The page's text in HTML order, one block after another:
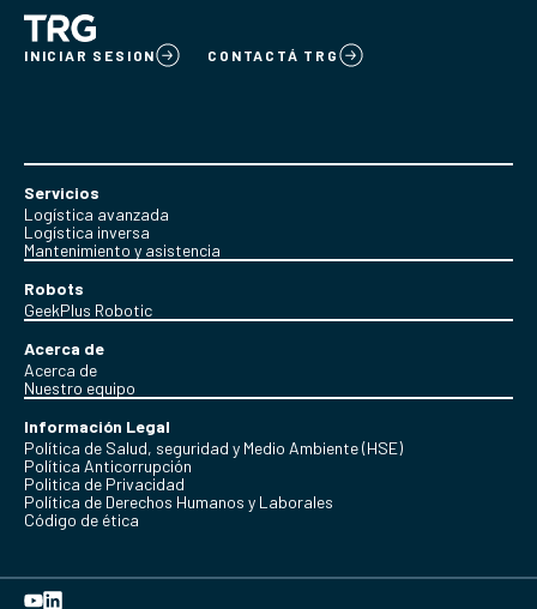
INICIAR SESION CONTACTÁ TRG
Servicios
Logística avanzada
Logística inversa
Mantenimiento y asistencia
Robots
GeekPlus Robotic
Acerca de
Acerca de
Nuestro equipo
Información Legal
Política de Salud, seguridad y Medio Ambiente (HSE)
Política Anticorrupción
Politica de Privacidad
Política de Derechos Humanos y Laborales
Código de ética